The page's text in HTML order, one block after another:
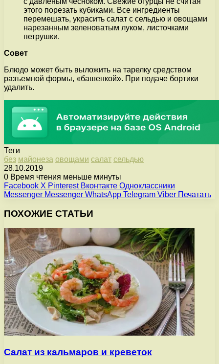
этого порезать кубиками. Все ингредиенты
перемешать, украсить салат с сельдью и овощами
нарезанным зеленоватым луком, листочками
петрушки.
Совет
Блюдо может быть выложить на тарелку средством
разъемной формы, «башенкой». При подаче бортики
удалить.
Теги
без майонеза овощами салат сельдью
28.10.2019
0 Время чтения меньше минуты
Facebook X Pinterest Вконтакте Одноклассники
Messenger Messenger WhatsApp Telegram Viber Печатать
ПОХОЖИЕ СТАТЬИ
Салат из кальмаров и креветок